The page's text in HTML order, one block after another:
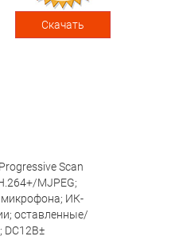
Скачать
Scan
MJPEG;
микрофона; ИК-
оставленные/
DC12В±